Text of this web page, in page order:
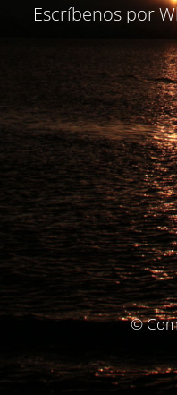
Escríbenos por
©